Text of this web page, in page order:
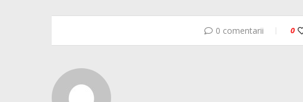
0 comentarii 0